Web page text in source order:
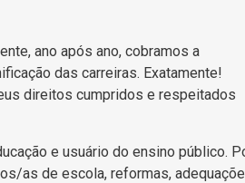
ano após ano, cobramos a
das carreiras. Exatamente!
direitos cumpridos e respeitados
e usuário do ensino público.
as de escola, reformas,